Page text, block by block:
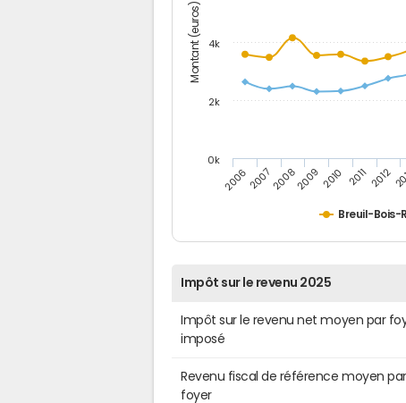
Montant (euros)
Breuil-Bois-
20062007200820092010 2011 2012
0k
2k
4k
Impôt sur le revenu 2025
Impôt sur le revenu net moyen par
imposé
Revenu fiscal de référence moyen par
foyer